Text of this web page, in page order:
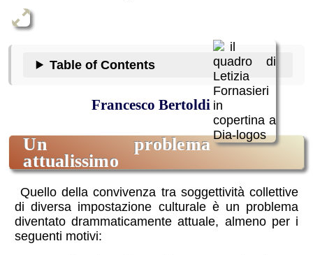
Table of Contents
Francesco Bertoldi
un problema
attualissimo
Quello della convivenza tra soggettività collettive
di diversa impostazione culturale è un problema
diventato drammaticamente attuale, almeno per i
seguenti motivi: